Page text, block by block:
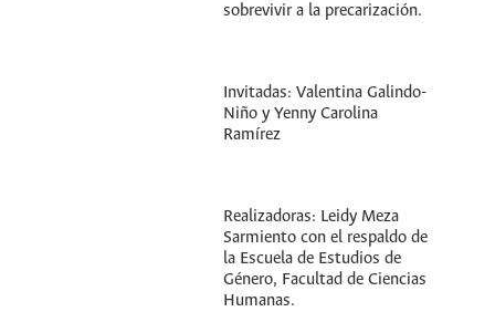
sobrevivir a la precarización.
Invitadas: Valentina Galindo-
Niño y Yenny Carolina
Ramírez
Realizadoras: Leidy Meza
Sarmiento con el respaldo de
la Escuela de Estudios de
Género, Facultad de Ciencias
Humanas.